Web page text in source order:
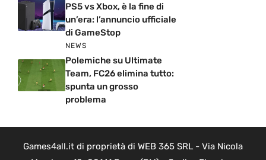
PS5 vs Xbox, è la fine di
un’era: l’annuncio ufficiale
di GameStop
NEWS
Polemiche su Ultimate
Team, FC26 elimina tutto:
spunta un grosso
problema
Games4all.it di proprietà di WEB 365 SRL - Via Nicola